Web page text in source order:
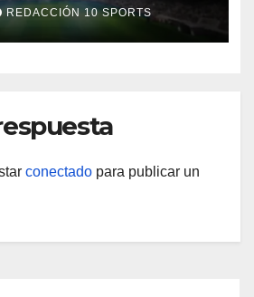
REDACCIÓN 10 SPORTS
conectado para publicar un